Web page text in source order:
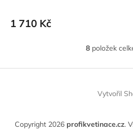
1 710 Kč
O
l
d
í
p
8 položek
Z
Vytvořil
Copyright 2026 profikvetinace.cz.